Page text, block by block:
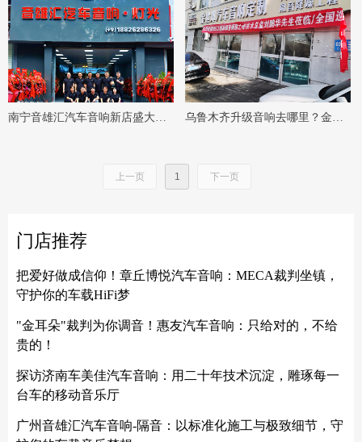
南宁音雄汇汽车音响新店盛大开
乌鲁木齐升级音响去哪里？金世
上一页 1 下一页
门店推荐
把爱好做成信仰！章丘博悦汽车音响：MECA裁判坐镇，
守护你的车载HiFi梦
"金耳朵"裁判为你调音！惠友汽车音响：只给对的，不给
贵的！
探访济南车美佳汽车音响：用二十年技术沉淀，雕琢每一
台车的移动音乐厅
广州音雄汇汽车音响-隔音：以标准化施工与极致细节，守